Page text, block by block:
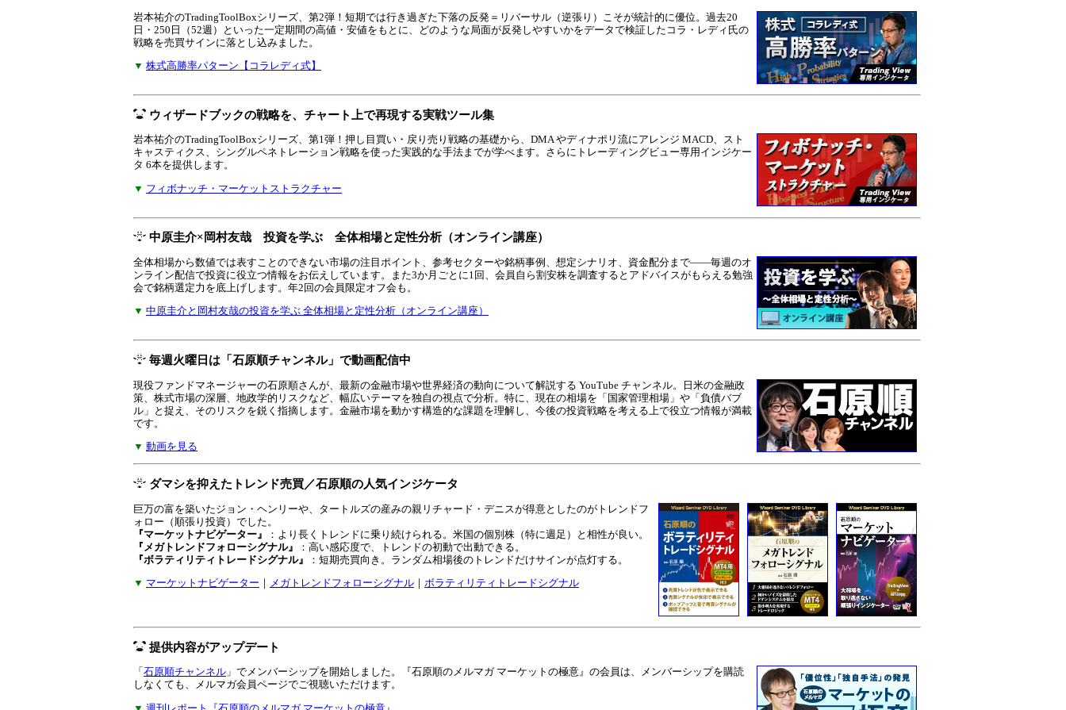
岩本祐介のTradingToolBoxシリーズ、第2弾！短期では行き過ぎた下落の反発＝リバーサル（逆張り）こそが統計的に優位。過去20
日・250日（52週）といった一定期間の高値・安値をもとに、どのような局面が反発しやすいかをデータで検証したコラ・レディ氏の
戦略を売買サインに落とし込みました。
▼ 株式高勝率パターン【コラレディ式】
ウィザードブックの戦略を、チャート上で再現する実戦ツール集
岩本祐介のTradingToolBoxシリーズ、第1弾！押し目買い・戻り売り戦略の基礎から、DMA やディナポリ流にアレンジ MACD、スト
キャスティクス、シングルペネトレーション戦略を使った実践的な手法までが学べます。さらにトレーディングビュー専用インジケー
タ 6本を提供します。
▼ フィボナッチ・マーケットストラクチャー
中原圭介×岡村友哉 投資を学ぶ 全体相場と定性分析（オンライン講座）
全体相場から数値では表すことのできない市場の注目ポイント、参考セクターや銘柄事例、想定シナリオ、資金配分まで――毎週のオ
ンライン配信で投資に役立つ情報をお伝えしています。また3か月ごとに1回、会員自ら割安株を調査するとアドバイスがもらえる勉強
会で銘柄選定力を底上げします。年2回の会員限定オフ会も。
▼ 中原圭介と岡村友哉の投資を学ぶ 全体相場と定性分析（オンライン講座）
毎週火曜日は「石原順チャンネル」で動画配信中
現役ファンドマネージャーの石原順さんが、最新の金融市場や世界経済の動向について解説する YouTube チャンネル。日米の金融政
策、株式市場の深層、地政学的リスクなど、幅広いテーマを独自の視点で分析。特に、現在の相場を「国家管理相場」や「負債バブ
ル」と捉え、そのリスクを鋭く指摘します。金融市場を動かす構造的な課題を理解し、今後の投資戦略を考える上で役立つ情報が満載
です。
▼ 動画を見る
ダマシを抑えたトレンド売買／石原順の人気インジケータ
巨万の富を築いたジョン・ヘンリーや、タートルズの産みの親リチャード・デニスが得意としたのがトレンドフ
ォロー（順張り投資）でした。
『マーケットナビゲーター』
：より長くトレンドに乗り続けられる。米国の個別株（特に週足）と相性が良い。
『メガトレンドフォローシグナル』
：高い感応度で、トレンドの初動で出動できる。
『ボラティリティトレードシグナル』
：短期売買向き。ランダム相場後のトレンドだけサインが点灯する。
▼ マーケットナビゲーター ｜ メガトレンドフォローシグナル ｜ ボラティリティトレードシグナル
提供内容がアップデート
「 石原順チャンネル 」でメンバーシップを開始しました。『石原順のメルマガ マーケットの極意』の会員は、メンバーシップを購読
しなくても、メルマガ会員ページでご視聴いただけます。